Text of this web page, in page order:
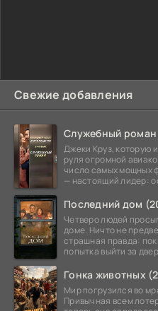
Свежие добавления
Служебный
Джеки Круз, которую
руля огромной
число самых мощных
— настоящий лидер:
Последний дом
Четверо людей
доме. Ничто не
страшная правда:
попытка выйти за
Гонка животных
Мир погрузился во
Привычная всем